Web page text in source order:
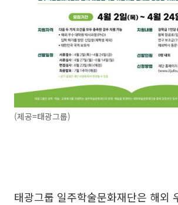
(제공=태광그룹)
태광그룹 일주학술문화재단은 해외